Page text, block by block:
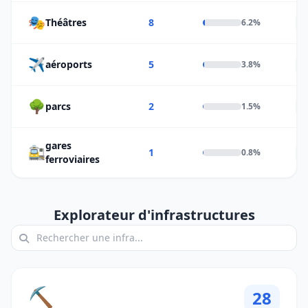
🎭Théâtres 8 6.2%
✈️aéroports 5 3.8%
🌳parcs 2 1.5%
🚉gares
ferroviaires
1 0.8%
Explorateur d'infrastructures
⛏️ 28